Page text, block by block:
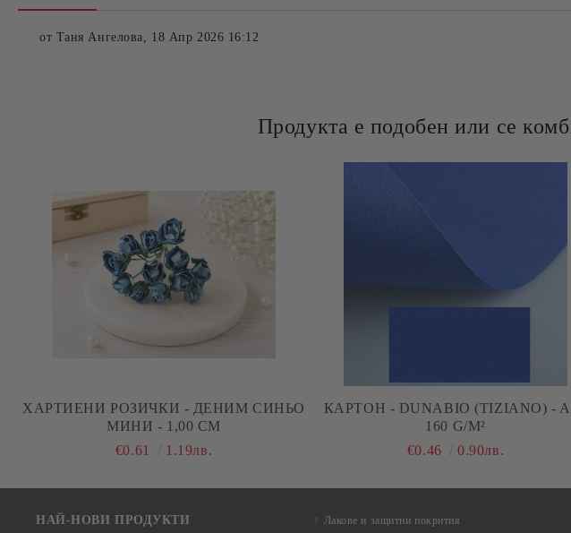
от Таня Ангелова, 18 Апр 2026 16:12
Продукта е подобен или се
ХАРТИЕНИ РОЗИЧКИ - ДЕНИМ СИНЬО
МИНИ - 1,00 СМ
€0.61
1.19лв.
КАРТОН - DUNABIO (TIZIANO) -
160 G/M²
€0.46
0.90лв.
НАЙ-НОВИ ПРОДУКТИ
Лакове и защитни покрития